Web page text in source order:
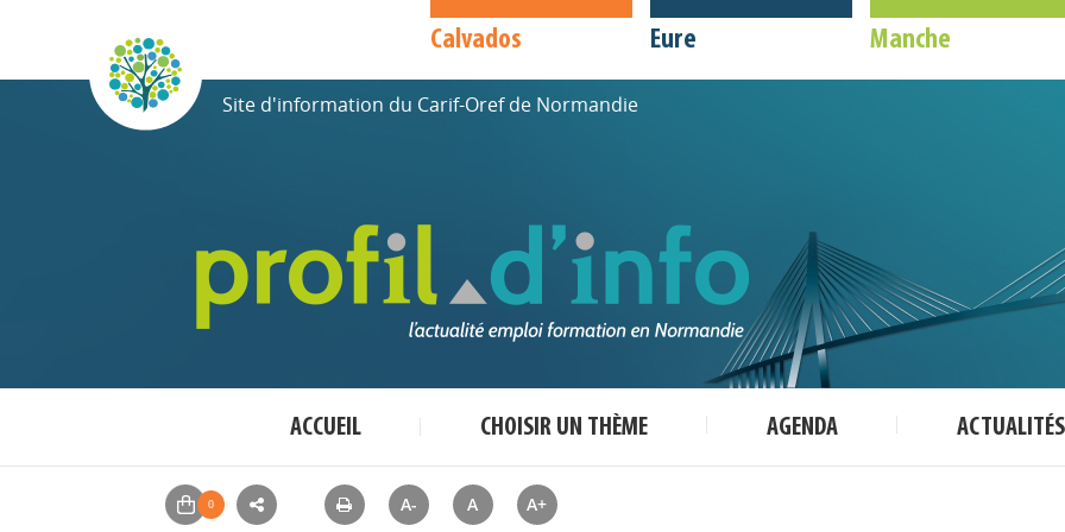
Calvados Eure Manche
Site d'information du Carif-Oref de Normandie
ACCUEIL CHOISIR UN THÈME AGENDA ACTUALITÉS
A- A A+